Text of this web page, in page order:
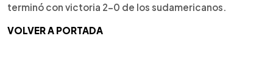
terminó con victoria 2-0 de los sudamericanos.
VOLVER A PORTADA